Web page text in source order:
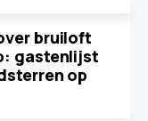
bruiloft
gastenlijst
op